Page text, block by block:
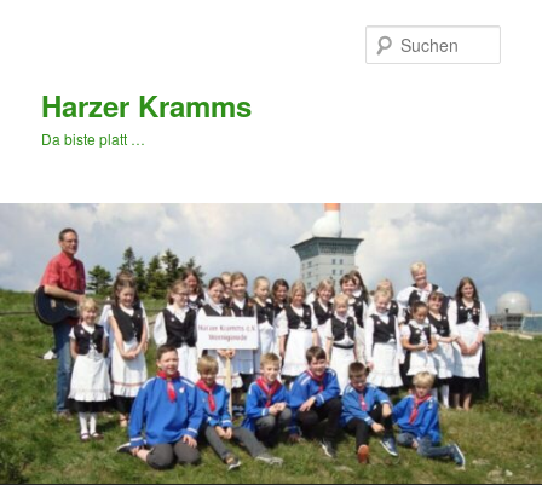
Harzer Kramms
Da biste platt …